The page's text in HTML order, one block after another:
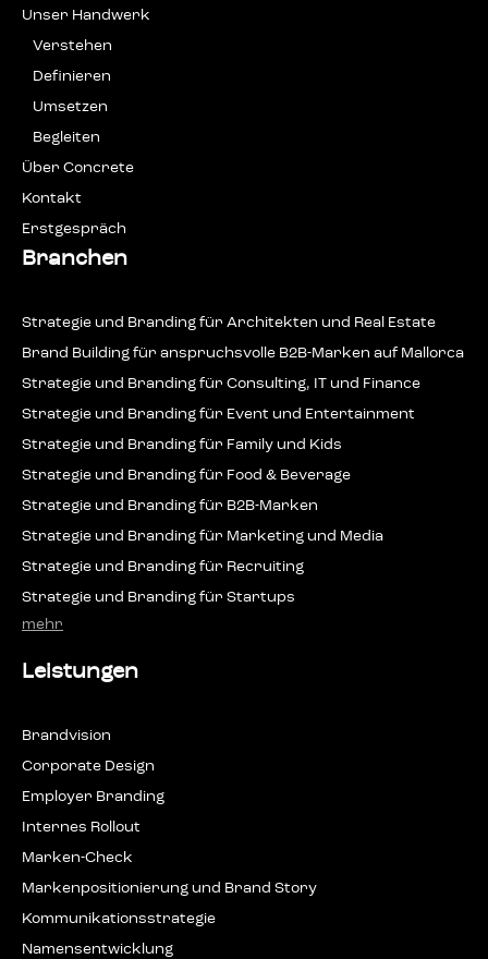
Unser Hand­werk
Ver­ste­hen
Defi­nie­ren
Umset­zen
Beglei­ten
Über Con­cre­te
Kon­takt
Erstge­spräch
Branchen
Stra­te­gie und Bran­ding für Archi­tek­ten und Real Estate
Brand Buil­ding für anspruchs­vol­le B2B-Mar­ken auf Mallorca
Stra­te­gie und Bran­ding für Con­sul­ting, IT und Finance
Stra­te­gie und Bran­ding für Event und Entertainment
Stra­te­gie und Bran­ding für Fami­ly und Kids
Stra­te­gie und Bran­ding für Food & Beverage
Stra­te­gie und Bran­ding für B2B-Marken
Stra­te­gie und Bran­ding für Mar­ke­ting und Media
Stra­te­gie und Bran­ding für Recruiting
Stra­te­gie und Bran­ding für Startups
mehr
Leistungen
Brand­vi­si­on
Cor­po­ra­te Design
Employ­er Branding
Inter­nes Rollout
Mar­ken-Check
Mar­ken­po­si­tio­nie­rung und Brand Story
Kom­mu­ni­ka­ti­ons­stra­te­gie
Namens­ent­wick­lung